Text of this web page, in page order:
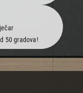
50 gradova!